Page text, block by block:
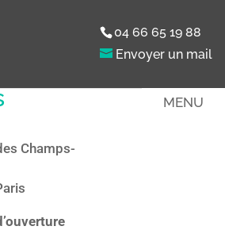
04 66 65 19 88
MENU
Champs-